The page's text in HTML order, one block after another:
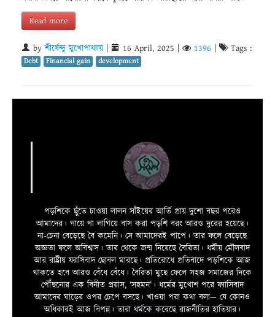
Read more
byশীর্ষেন্দু মুখোপাধ্যায় 16 April, 2025 1396 Tags :
Debt Financial gain development
পড়শিকে ছুঁতে চাওয়া লালন সাঁইয়ের আর্তি প্রায় দুশো বছর পরেও
আমাদের। গায়ে গা লাগিয়ে বাস করা পড়শি বরং আরও দুরের হয়েছে।
না-চেনা বেড়েছে বৈ কমেনি। সে আমাদেরই পাপে। তার ফলে বেড়েছে
অজ্ঞতা ফলে অবিশ্বাস। তার থেকে জন্ম নিয়েছে বৈরিতা। ধর্মীয় মৌলবাদ
আর রাষ্ট্রীয় ফ্যাসিবাদ ছোবল মারছে। প্রতিরোধে প্রতিবাদে পড়শিকে আজ
থাকতে হবে আরও বেঁধে বেঁধে। বৈরিতা মুছে ফেলে সহজ সমাজের দিকে
পৌঁছনোর এক বিনীত প্রয়াস, ‘সহমন’। ধর্মের মুখোশ পরে ফ্যাসিবাদ
আমাদের ঘাড়ের ওপর চেপে বসছে। খাওয়া পরা কথা বলা—­­ যে কোনও
অধিকারই আজ বিপন্ন। তারা ধর্মকে করেছে রাজনীতির হাতিয়ার।